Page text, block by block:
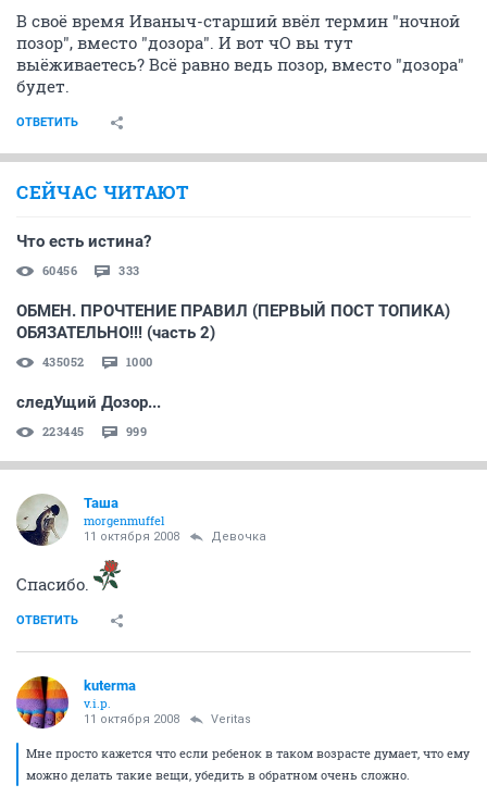
В своё время Иваныч-старший ввёл термин "ночной
позор", вместо "дозора". И вот чО вы тут
выёживаетесь? Всё равно ведь позор, вместо "дозора"
будет.
ОТВЕТИТЬ
СЕЙЧАС ЧИТАЮТ
Что есть истина?
60456 333
ОБМЕН. ПРОЧТЕНИЕ ПРАВИЛ (ПЕРВЫЙ ПОСТ ТОПИКА)
ОБЯЗАТЕЛЬНО!!! (часть 2)
435052 1000
следУщий Дозор...
223445 999
Таша
morgenmuffel
11 октября 2008 Девочка
Спасибо.
ОТВЕТИТЬ
kuterma
v.i.p.
11 октября 2008 Veritas
Мне просто кажется что если ребенок в таком возрасте думает, что ему
можно делать такие вещи, убедить в обратном очень сложно.